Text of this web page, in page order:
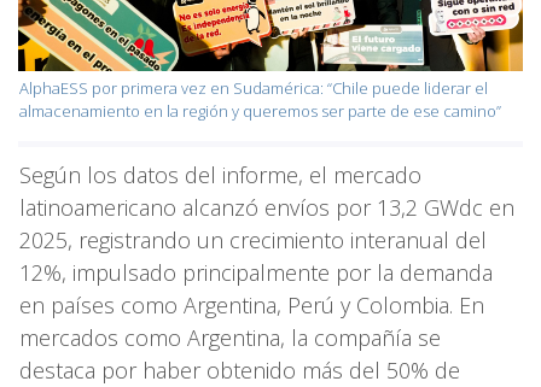
AlphaESS por primera vez en Sudamérica: “Chile puede liderar el
almacenamiento en la región y queremos ser parte de ese camino”
Según los datos del informe, el mercado
latinoamericano alcanzó envíos por 13,2 GWdc en
2025, registrando un crecimiento interanual del
12%, impulsado principalmente por la demanda
en países como Argentina, Perú y Colombia. En
mercados como Argentina, la compañía se
destaca por haber obtenido más del 50% de